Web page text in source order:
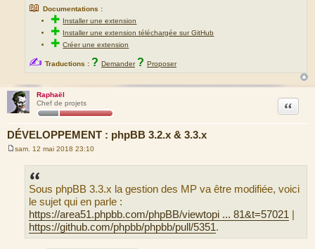
📖 Documentations :
✚ Installer une extension
✚ Installer une extension téléchargée sur GitHub
✚Créer une extension
✍ Traductions : ? Demander ? Proposer
Raphaël
Chef de projets
DÉVELOPPEMENT : phpBB 3.2.x & 3.3.x
Citation
sam. 12 mai 2018 23:10
Sous phpBB 3.3.x la gestion des MP va être modifiée, voici
le sujet qui en parle :
https://area51.phpbb.com/phpBB/viewtopi ... 81&t=57021
https://github.com/phpbb/phpbb/pull/5351.